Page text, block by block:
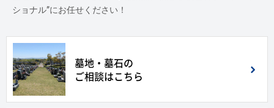
ショナル”にお任せください！
墓地・墓石の
ご相談はこちら